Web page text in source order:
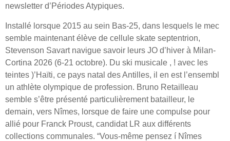
newsletter d’Périodes Atypiques.
Installé lorsque 2015 au sein Bas-25, dans lesquels le mec
semble maintenant élève de cellule skate septentrion,
Stevenson Savart navigue savoir leurs JO d’hiver à Milan-
Cortina 2026 (6-21 octobre). Du ski musicale , ! avec les
teintes )’Haïti, ce pays natal des Antilles, il en est l’ensembl
un athlète olympique de profession. Bruno Retailleau
semble s’être présenté particulièrement batailleur, le
demain, vers Nîmes, lorsque de faire une compulse pour
allié pour Franck Proust, candidat LR aux différents
collections communales. “Vous-même pensez í Nîmes